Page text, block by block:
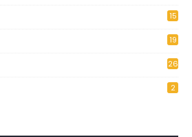
15
19
26
2